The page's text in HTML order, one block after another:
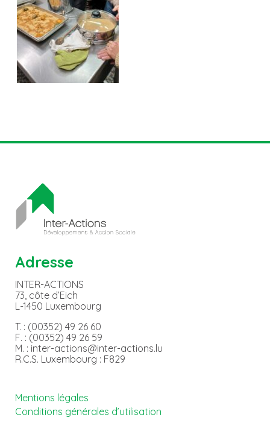
Adresse
INTER-ACTIONS
73, côte d’Eich
L-1450 Luxembourg
T. : (00352) 49 26 60
F. : (00352) 49 26 59
M. : inter-actions@inter-actions.lu
R.C.S. Luxembourg : F829
Mentions légales
Conditions générales d’utilisation